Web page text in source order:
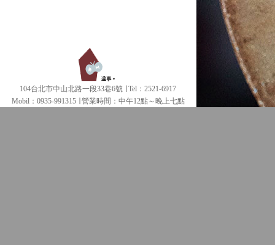
104台北市中山北路一段33巷6號 ∣ Tel：2521-6917
Mobil：0935-991315 ∣
營業時間：中午12點～晚上七點